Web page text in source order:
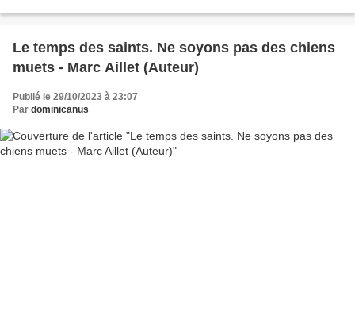
Le temps des saints. Ne soyons pas des chiens
muets - Marc Aillet (Auteur)
Publié le 29/10/2023 à 23:07
Par dominicanus